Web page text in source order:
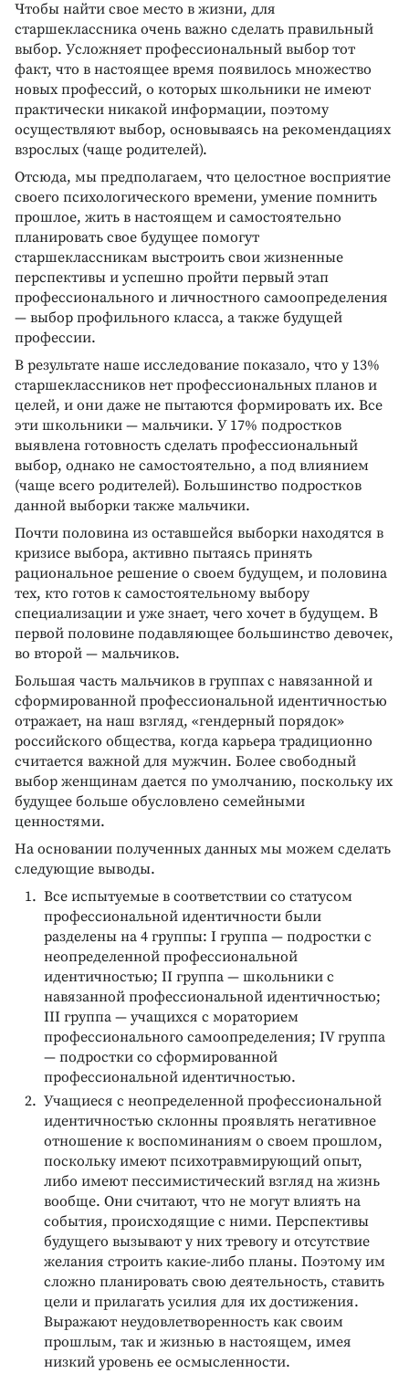
Чтобы найти свое место в жизни, для
старшеклассника очень важно сделать правильный
выбор. Усложняет профессиональный выбор тот
факт, что в настоящее время появилось множество
новых профессий, о которых школьники не имеют
практически никакой информации, поэтому
осуществляют выбор, основываясь на рекомендациях
взрослых (чаще родителей).
Отсюда, мы предполагаем, что целостное восприятие
своего психологического времени, умение помнить
прошлое, жить в настоящем и самостоятельно
планировать свое будущее помогут
старшеклассникам выстроить свои жизненные
перспективы и успешно пройти первый этап
профессионального и личностного самоопределения
— выбор профильного класса, а также будущей
профессии.
В результате наше исследование показало, что у 13%
старшеклассников нет профессиональных планов и
целей, и они даже не пытаются формировать их. Все
эти школьники — мальчики. У 17% подростков
выявлена готовность сделать профессиональный
выбор, однако не самостоятельно, а под влиянием
(чаще всего родителей). Большинство подростков
данной выборки также мальчики.
Почти половина из оставшейся выборки находятся в
кризисе выбора, активно пытаясь принять
рациональное решение о своем будущем, и половина
тех, кто готов к самостоятельному выбору
специализации и уже знает, чего хочет в будущем. В
первой половине подавляющее большинство девочек,
во второй — мальчиков.
Большая часть мальчиков в группах с навязанной и
сформированной профессиональной идентичностью
отражает, на наш взгляд, «гендерный порядок»
российского общества, когда карьера традиционно
считается важной для мужчин. Более свободный
выбор женщинам дается по умолчанию, поскольку их
будущее больше обусловлено семейными
ценностями.
На основании полученных данных мы можем сделать
следующие выводы.
Все испытуемые в соответствии со статусом
профессиональной идентичности были
разделены на 4 группы: I группа — подростки с
неопределенной профессиональной
идентичностью; II группа — школьники с
навязанной профессиональной идентичностью;
III группа — учащихся с мораторием
профессионального самоопределения; IV группа
— подростки со сформированной
профессиональной идентичностью.
Учащиеся с неопределенной профессиональной
идентичностью склонны проявлять негативное
отношение к воспоминаниям о своем прошлом,
поскольку имеют психотравмирующий опыт,
либо имеют пессимистический взгляд на жизнь
вообще. Они считают, что не могут влиять на
события, происходящие с ними. Перспективы
будущего вызывают у них тревогу и отсутствие
желания строить какие-либо планы. Поэтому им
сложно планировать свою деятельность, ставить
цели и прилагать усилия для их достижения.
Выражают неудовлетворенность как своим
прошлым, так и жизнью в настоящем, имея
низкий уровень ее осмысленности.